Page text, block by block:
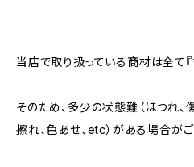
当店で取り扱っている商材は全て『
そのため、多少の状態難（ほつれ、
擦れ、色あせ、etc）がある場合がご